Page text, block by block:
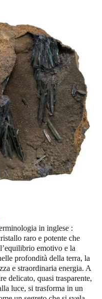
in inglese :
raro e potente che
emotivo e la
profondità della terra, la
e straordinaria energia. A
delicato, quasi trasparente,
luce, si trasforma in un